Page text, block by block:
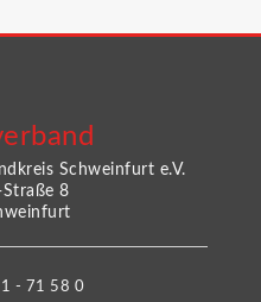
Schweinfurt e.V.
8
- 71 58 0